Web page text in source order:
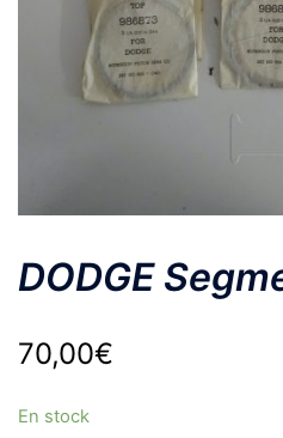
DODGE
70,00€
En stock